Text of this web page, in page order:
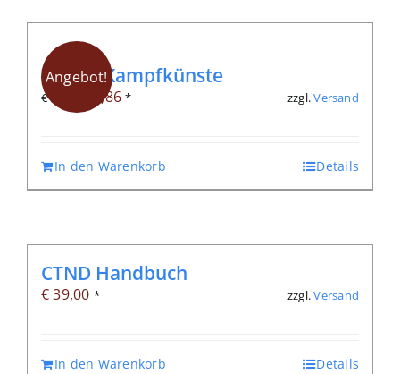
Angebot!
Innere Kampfkünste
€9,80
Ursprünglicher
€ 9,80
6,86Aktueller
€ 6,86.
* zzgl.Versand
In den Warenkorb Details
CTND Handbuch
€39,00 * zzgl.Versand
In den Warenkorb Details